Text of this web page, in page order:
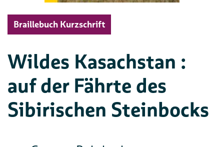
Braillebuch Kurzschrift
Wildes Kasachstan :
auf der Fährte des
Sibirischen Steinbocks